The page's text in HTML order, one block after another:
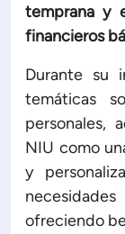
temprana y
financieros
Durante su
temáticas
personales,
NIU como
y
ofreciendo